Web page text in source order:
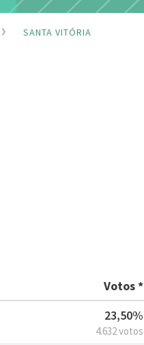
SANTA VITÓRIA
Votos *
23,50%
4.632 votos